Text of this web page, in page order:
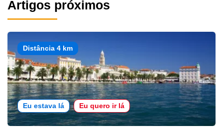
Artigos próximos
Distância 4 km
Eu estava lá Eu quero ir lá